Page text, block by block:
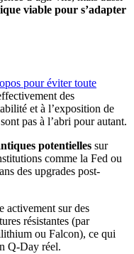
viable pour s’adapter
pour éviter toute
des
et à l’exposition de
pas à l’abri pour autant.
potentielles sur
comme la Fed ou
des upgrades post-
activement sur des
résistantes (par
ou Falcon), ce qui
Q-Day réel.